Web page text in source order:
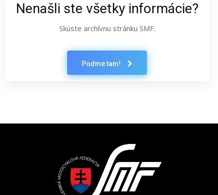
Nenašli ste všetky informácie?
Skúste archívnu stránku SMF.
Poďme tam!